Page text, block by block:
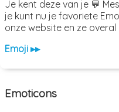
Je kent deze van je 💬
je kunt nu je favoriete
onze website en ze
Emoji ▸▸
Emoticons